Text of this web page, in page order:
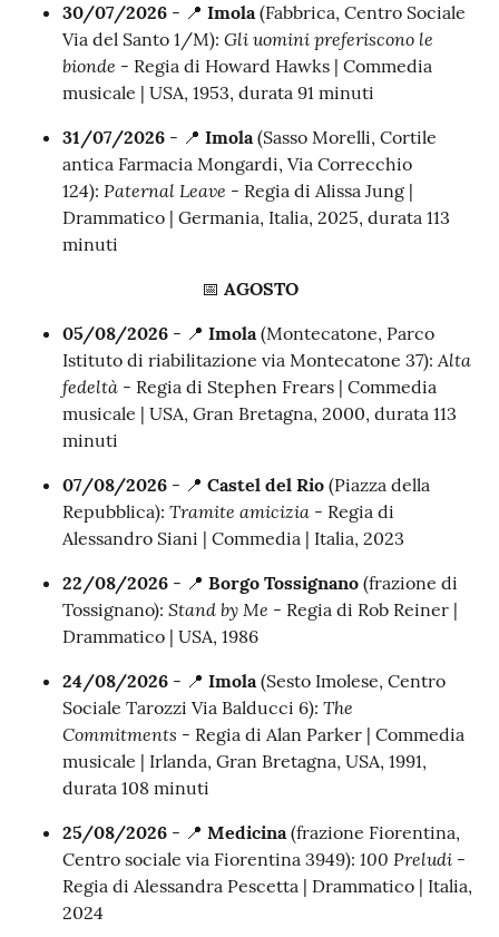
30/07/2026 - 📍 Imola(Fabbrica, Centro Sociale
Via del Santo 1/M): Gli uomini preferiscono le
bionde - Regia di Howard Hawks | Commedia
musicale | USA, 1953, durata 91 minuti
31/07/2026 - 📍 Imola(Sasso Morelli, Cortile
antica Farmacia Mongardi, Via Correcchio
124): Paternal Leave - Regia di Alissa Jung |
Drammatico | Germania, Italia, 2025, durata 113
minuti
📅 AGOSTO
05/08/2026 - 📍 Imola(Montecatone, Parco
Istituto di riabilitazione via Montecatone 37):Alta
fedeltà - Regia di Stephen Frears | Commedia
musicale | USA, Gran Bretagna, 2000, durata 113
minuti
07/08/2026 - 📍 Castel del Rio (Piazza della
Repubblica): Tramite amicizia - Regia di
Alessandro Siani | Commedia | Italia, 2023
22/08/2026 - 📍 Borgo Tossignano (frazione di
Tossignano): Stand by Me - Regia di Rob Reiner |
Drammatico | USA, 1986
24/08/2026 - 📍 Imola(Sesto Imolese, Centro
Sociale Tarozzi Via Balducci 6): The
Commitments - Regia di Alan Parker | Commedia
musicale | Irlanda, Gran Bretagna, USA, 1991,
durata 108 minuti
25/08/2026 - 📍 Medicina(frazione Fiorentina,
Centro sociale via Fiorentina 3949): 100 Preludi -
Regia di Alessandra Pescetta | Drammatico | Italia,
2024